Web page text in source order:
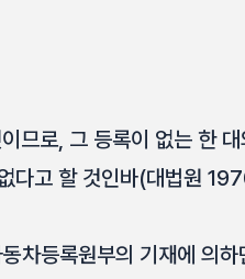
므로, 그 등록이 없는 한 대
다고 할 것인바(대법원
차등록원부의 기재에 의하